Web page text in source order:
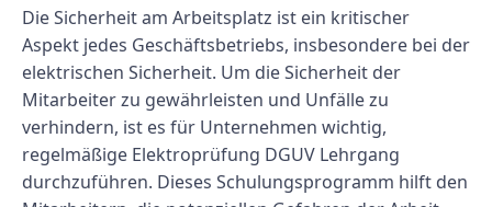
Die Sicherheit am Arbeitsplatz ist ein kritischer
Aspekt jedes Geschäftsbetriebs, insbesondere bei der
elektrischen Sicherheit. Um die Sicherheit der
Mitarbeiter zu gewährleisten und Unfälle zu
verhindern, ist es für Unternehmen wichtig,
regelmäßige Elektroprüfung DGUV Lehrgang
durchzuführen. Dieses Schulungsprogramm hilft den